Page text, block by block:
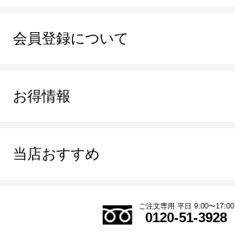
当店おすすめ
式部の香りシリーズ
お得情報
会員登録について
会員規約について
ご注文専用 平日 9:00〜17:00
0120-51-3928